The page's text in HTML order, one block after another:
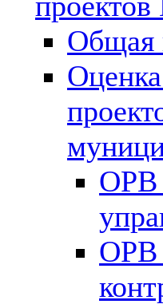
Общая
ОРВ
ОРВ